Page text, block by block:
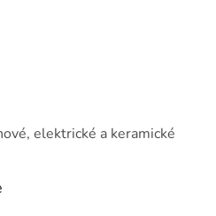
elektrické a keramické